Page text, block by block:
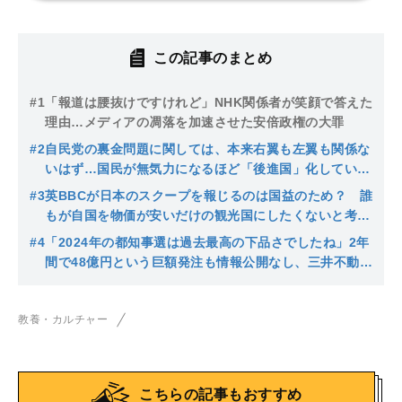
この記事のまとめ
#1 「報道は腰抜けですけれど」NHK関係者が笑顔で答えた
理由…メディアの凋落を加速させた安倍政権の大罪
#2自民党の裏金問題に関しては、本来右翼も左翼も関係な
いはず…国民が無気力になるほど「後進国」化していく
日本の実相
#3英BBCが日本のスクープを報じるのは国益のため？ 誰
もが自国を物価が安いだけの観光国にしたくないと考え
るなか、日本人に欠けている問題意識とは
#4 「2024年の都知事選は過去最高の下品さでしたね」2年
間で48億円という巨額発注も情報公開なし、三井不動産
教養・カルチャー
こちらの記事もおすすめ